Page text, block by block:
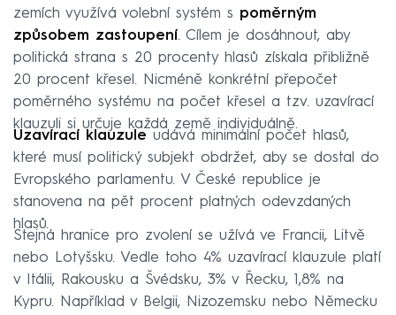
zemích využívá volební systém s poměrným
způsobem zastoupení. Cílem je dosáhnout, aby
politická strana s 20 procenty hlasů získala přibližně
20 procent křesel. Nicméně konkrétní přepočet
poměrného systému na počet křesel a tzv. uzavírací
klauzuli si určuje každá země individuálně.
Uzavírací klauzule udává minimální počet hlasů,
které musí politický subjekt obdržet, aby se dostal do
Evropského parlamentu. V České republice je
stanovena na pět procent platných odevzdaných
hlasů.
Stejná hranice pro zvolení se užívá ve Francii, Litvě
nebo Lotyšsku. Vedle toho 4% uzavírací klauzule platí
v Itálii, Rakousku a Švédsku, 3% v Řecku, 1,8% na
Kypru. Například v Belgii, Nizozemsku nebo Německu